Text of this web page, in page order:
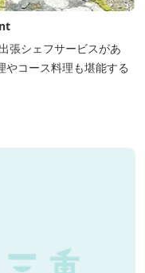
張シェフサービスがあ
やコース料理も堪能する